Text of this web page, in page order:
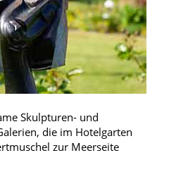
Skulpturen- und
die im Hotelgarten
zur Meerseite